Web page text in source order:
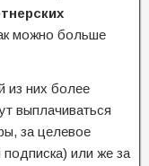
можно больше
из них более
выплачиваться
за целевое
подписка) или же за